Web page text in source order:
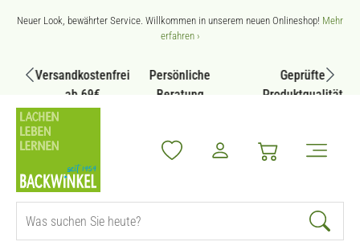
Zum Hauptinhalt springen
Neuer Look, bewährter Service. Willkommen in unserem neuen Onlineshop! Mehr
erfahren ›
Versandkostenfrei
ab 69€
Persönliche
Beratung
Geprüfte
Produktqualität